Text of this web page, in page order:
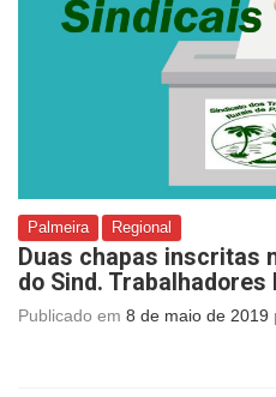
Palmeira Regional
Duas chapas inscritas
do Sind. Trabalhadores
Publicado em 8 de maio de 2019